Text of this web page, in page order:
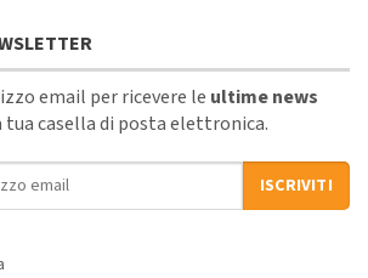
email per ricevere le ultime news
casella di posta elettronica.
ISCRIVITI